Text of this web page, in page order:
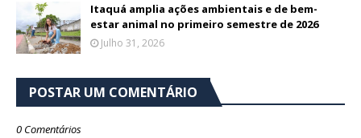
Itaquá amplia ações ambientais e de bem-
estar animal no primeiro semestre de 2026
Julho 31, 2026
POSTAR UM COMENTÁRIO
0 Comentários